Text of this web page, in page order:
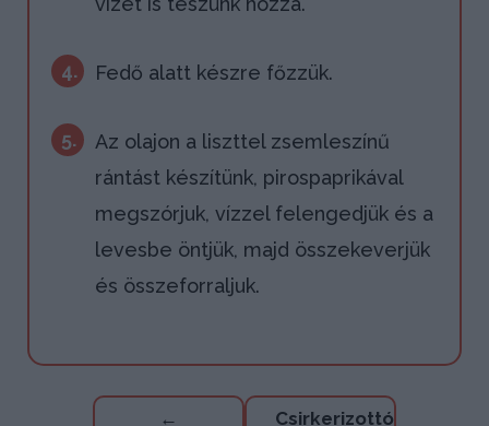
4. Fedő alatt készre főzzük.
5.
Az olajon a liszttel zsemleszínű
rántást készítünk, pirospaprikával
megszórjuk, vízzel felengedjük és a
levesbe öntjük, majd összekeverjük
és összeforraljuk.
Bejegyzés
←
Csirkerizottó